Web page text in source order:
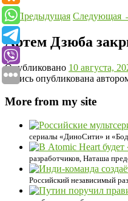
←Предыдущая Следующая
Артем Дзюба
Опубликовано 10 августа,
Запись опубликована
More from my site
сериалы «ДиноСити» и
разработчиков, Наташа
Российский независимый